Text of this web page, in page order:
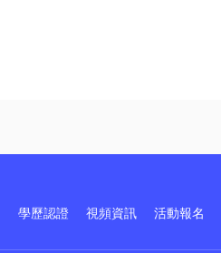
學歷認證 視頻資訊 活動報名